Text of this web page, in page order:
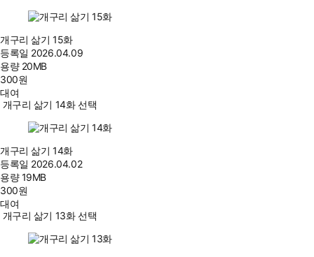
개구리 삶기 15화
등록일 2026.04.09
용량 20MB
300원
대여
개구리 삶기 14화 선택
개구리 삶기 14화
등록일 2026.04.02
용량19MB
300원
대여
개구리 삶기 13화 선택